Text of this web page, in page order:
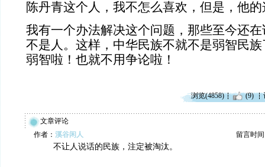
陈丹青这个人，我不怎么喜欢，但是，他
我有一个办法解决这个问题，那些至今还
不是人。这样，中华民族不就不是弱智民
弱智啦！也就不用争论啦！
浏览(4858) (9)
文章评论
作者： 溪谷闲人 留言时间
不让人说话的民族，注定被淘汰。